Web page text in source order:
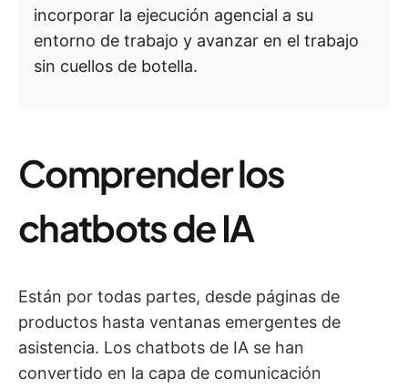
incorporar la ejecución agencial a su
entorno de trabajo y avanzar en el trabajo
sin cuellos de botella.
Comprender los
chatbots de IA
Están por todas partes, desde páginas de
productos hasta ventanas emergentes de
asistencia. Los chatbots de IA se han
convertido en la capa de comunicación